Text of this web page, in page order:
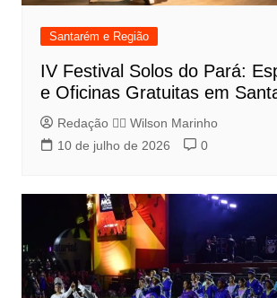
Santarém e Região
IV Festival Solos do Pará:
e Oficinas Gratuitas em
Redação 👨‍⚖️​ Wilson Marinho
10 de julho de 2026
0